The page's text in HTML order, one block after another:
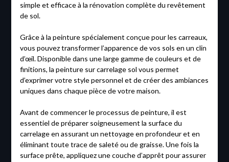
simple et efficace à la rénovation complète du revêtement
de sol.
Grâce à la peinture spécialement conçue pour les carreaux,
vous pouvez transformer l’apparence de vos sols en un clin
d’œil. Disponible dans une large gamme de couleurs et de
finitions, la peinture sur carrelage sol vous permet
d’exprimer votre style personnel et de créer des ambiances
uniques dans chaque pièce de votre maison.
Avant de commencer le processus de peinture, il est
essentiel de préparer soigneusement la surface du
carrelage en assurant un nettoyage en profondeur et en
éliminant toute trace de saleté ou de graisse. Une fois la
surface prête, appliquez une couche d’apprêt pour assurer